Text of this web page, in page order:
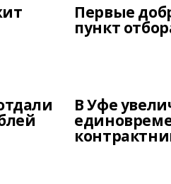
Первые
пункт
В Уфе